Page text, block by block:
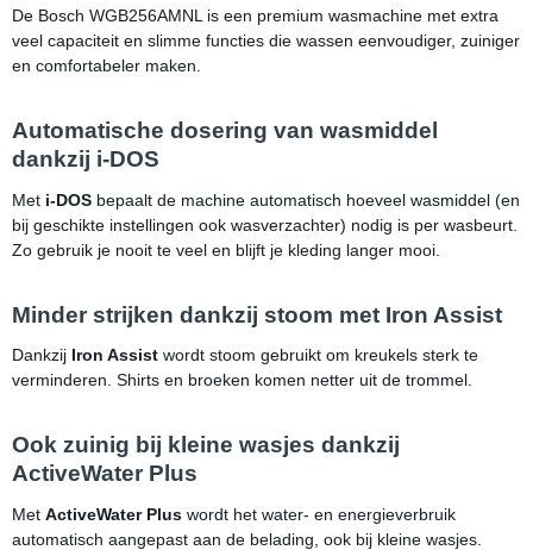
De Bosch WGB256AMNL is een premium wasmachine met extra
veel capaciteit en slimme functies die wassen eenvoudiger, zuiniger
en comfortabeler maken.
Automatische dosering van wasmiddel
dankzij i-DOS
Met i-DOS bepaalt de machine automatisch hoeveel wasmiddel (en
bij geschikte instellingen ook wasverzachter) nodig is per wasbeurt.
Zo gebruik je nooit te veel en blijft je kleding langer mooi.
Minder strijken dankzij stoom met Iron Assist
Dankzij Iron Assist wordt stoom gebruikt om kreukels sterk te
verminderen. Shirts en broeken komen netter uit de trommel.
Ook zuinig bij kleine wasjes dankzij
ActiveWater Plus
Met ActiveWater Plus wordt het water- en energieverbruik
automatisch aangepast aan de belading, ook bij kleine wasjes.